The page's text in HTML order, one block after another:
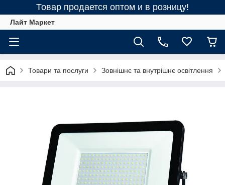
Товар продается оптом и в розницу!
Лайт Маркет
Товари та послуги Зовнішнє та внутрішнє освітлення